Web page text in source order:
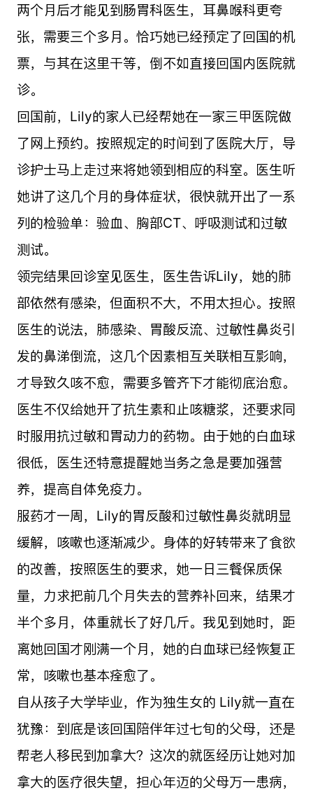
两个月后才能见到肠胃科医生，耳鼻喉科更夸
张，需要三个多月。恰巧她已经预定了回国的机
票，与其在这里干等，倒不如直接回国内医院就
诊。
回国前，Lily的家人已经帮她在一家三甲医院做
了网上预约。按照规定的时间到了医院大厅，导
诊护士马上走过来将她领到相应的科室。医生听
她讲了这几个月的身体症状，很快就开出了一系
列的检验单：验血、胸部CT、呼吸测试和过敏
测试。
领完结果回诊室见医生，医生告诉Lily，她的肺
部依然有感染，但面积不大，不用太担心。按照
医生的说法，肺感染、胃酸反流、过敏性鼻炎引
发的鼻涕倒流，这几个因素相互关联相互影响，
才导致久咳不愈，需要多管齐下才能彻底治愈。
医生不仅给她开了抗生素和止咳糖浆，还要求同
时服用抗过敏和胃动力的药物。由于她的白血球
很低，医生还特意提醒她当务之急是要加强营
养，提高自体免疫力。
服药才一周，Lily的胃反酸和过敏性鼻炎就明显
缓解，咳嗽也逐渐减少。身体的好转带来了食欲
的改善，按照医生的要求，她一日三餐保质保
量，力求把前几个月失去的营养补回来，结果才
半个多月，体重就长了好几斤。我见到她时，距
离她回国才刚满一个月，她的白血球已经恢复正
常，咳嗽也基本痊愈了。
自从孩子大学毕业，作为独生女的 Lily就一直在
犹豫：到底是该回国陪伴年过七旬的父母，还是
帮老人移民到加拿大？这次的就医经历让她对加
拿大的医疗很失望，担心年迈的父母万一患病，